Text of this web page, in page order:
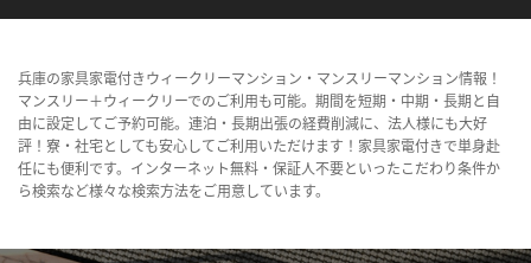
兵庫の家具家電付きウィークリーマンション・マンスリーマンション情報！
マンスリー＋ウィークリーでのご利用も可能。期間を短期・中期・長期と自
由に設定してご予約可能。連泊・長期出張の経費削減に、法人様にも大好
評！寮・社宅としても安心してご利用いただけます！家具家電付きで単身赴
任にも便利です。インターネット無料・保証人不要といったこだわり条件か
ら検索など様々な検索方法をご用意しています。